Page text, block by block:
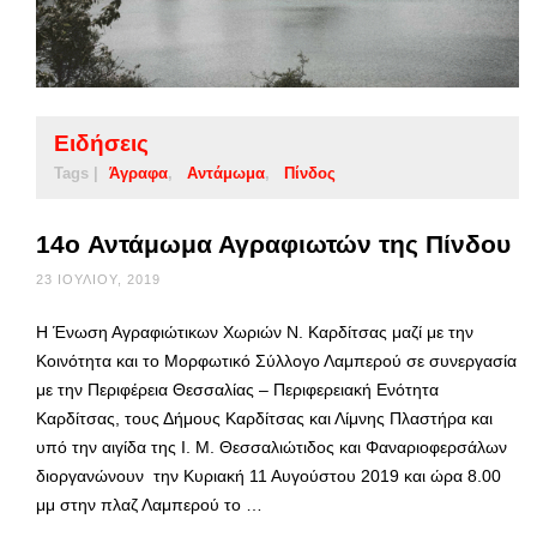
Ειδήσεις
Tags | Άγραφα Αντάμωμα Πίνδος
14o Αντάμωμα Αγραφιωτών της Πίνδου
23 ΙΟΥΛΊΟΥ, 2019
Η Ένωση Αγραφιώτικων Χωριών Ν. Καρδίτσας μαζί με την
Κοινότητα και το Μορφωτικό Σύλλογο Λαμπερού σε συνεργασία
με την Περιφέρεια Θεσσαλίας – Περιφερειακή Ενότητα
Καρδίτσας, τους Δήμους Καρδίτσας και Λίμνης Πλαστήρα και
υπό την αιγίδα της Ι. Μ. Θεσσαλιώτιδος και Φαναριοφερσάλων
διοργανώνουν την Κυριακή 11 Αυγούστου 2019 και ώρα 8.00
μμ στην πλαζ Λαμπερού το …